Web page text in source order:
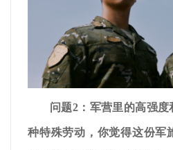
问题2：军营里的高强
种特殊劳动，你觉得这份军